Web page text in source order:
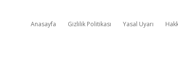
Anasayfa Gizlilik Politikası Yasal Uyarı